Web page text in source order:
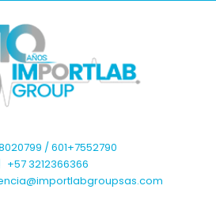
/ 601+7552790
+57 3212366366​